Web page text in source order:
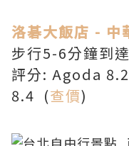
洛碁大飯店 - 中
步行5-6分鐘到
評分: Agoda
8.4 (查價)